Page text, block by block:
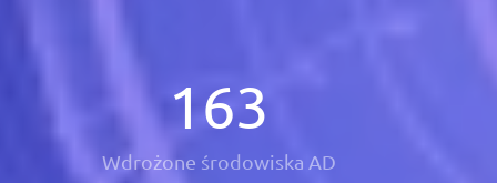
163
Wdrożone środowiska AD